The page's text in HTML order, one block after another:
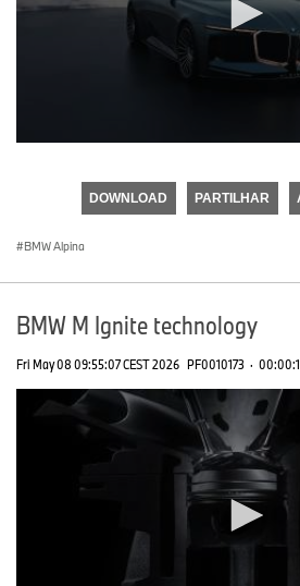
DOWNLOAD PARTILHAR
BMW Alpina
BMW M Ignite technology
Fri May 08 09:55:07 CEST 2026 PF0010173 ·